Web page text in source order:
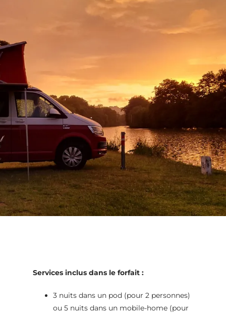
Services inclus dans le forfait :
3 nuits dans un pod (pour 2 personnes)
ou 5 nuits dans un mobile-home (pour